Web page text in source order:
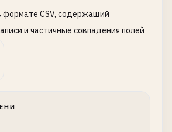
формате CSV, содержащий
и частичные совпадения полей